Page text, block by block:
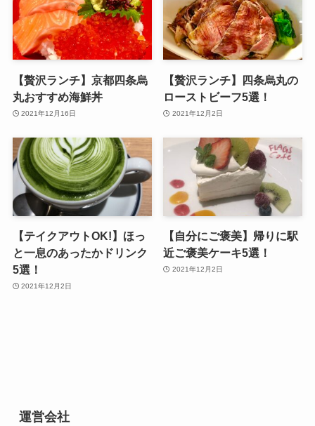
【贅沢ランチ】京都四条烏
丸おすすめ海鮮丼
2021年12月16日
【贅沢ランチ】四条烏丸の
ローストビーフ5選！
2021年12月2日
【テイクアウトOK!】ほっ
と一息のあったかドリンク
5選！
2021年12月2日
【自分にご褒美】帰りに駅
近ご褒美ケーキ5選！
2021年12月2日
運営会社